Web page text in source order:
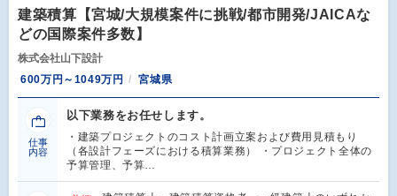
建築積算【宮城/大規模案件に挑戦/都市開発/JAICAな
どの国際案件多数】
株式会社山下設計
600万円～1049万円
宮城県
仕事
内容
以下業務をお任せします。
・建築プロジェクトのコスト計画立案および費用見積もり
（各設計フェーズにおける積算業務） ・プロジェクト全体の
予算管理、予算…